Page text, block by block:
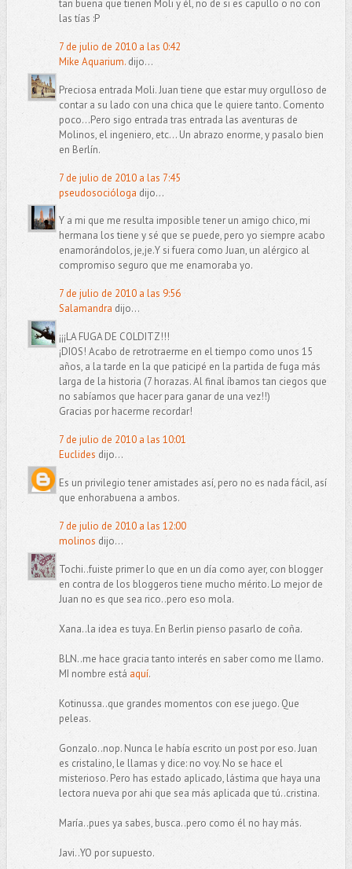
tan buena que tienen Moli y él, no de si es capullo o no con
las tías :P
7 de julio de 2010 a las 0:42
Mike Aquarium.dijo...
Preciosa entrada Moli. Juan tiene que estar muy orgulloso de
contar a su lado con una chica que le quiere tanto. Comento
poco...Pero sigo entrada tras entrada las aventuras de
Molinos, el ingeniero, etc... Un abrazo enorme, y pasalo bien
en Berlín.
7 de julio de 2010 a las 7:45
pseudosocióloga dijo...
Y a mi que me resulta imposible tener un amigo chico, mi
hermana los tiene y sé que se puede, pero yo siempre acabo
enamorándolos, je,je.Y si fuera como Juan, un alérgico al
compromiso seguro que me enamoraba yo.
7 de julio de 2010 a las 9:56
Salamandra dijo...
¡¡¡LA FUGA DE COLDITZ!!!
¡DIOS! Acabo de retrotraerme en el tiempo como unos 15
años, a la tarde en la que paticipé en la partida de fuga más
larga de la historia (7 horazas. Al final íbamos tan ciegos que
no sabíamos que hacer para ganar de una vez!!)
Gracias por hacerme recordar!
7 de julio de 2010 a las 10:01
Euclides dijo...
Es un privilegio tener amistades así, pero no es nada fácil, así
que enhorabuena a ambos.
7 de julio de 2010 a las 12:00
molinos dijo...
Tochi..fuiste primer lo que en un día como ayer, con blogger
en contra de los bloggeros tiene mucho mérito. Lo mejor de
Juan no es que sea rico..pero eso mola.
Xana..la idea es tuya. En Berlin pienso pasarlo de coña.
BLN..me hace gracia tanto interés en saber como me llamo.
MI nombre está aquí.
Kotinussa..que grandes momentos con ese juego. Que
peleas.
Gonzalo..nop. Nunca le había escrito un post por eso. Juan
es cristalino, le llamas y dice: no voy. No se hace el
misterioso. Pero has estado aplicado, lástima que haya una
lectora nueva por ahi que sea más aplicada que tú..cristina.
María..pues ya sabes, busca..pero como él no hay más.
Javi..YO por supuesto.